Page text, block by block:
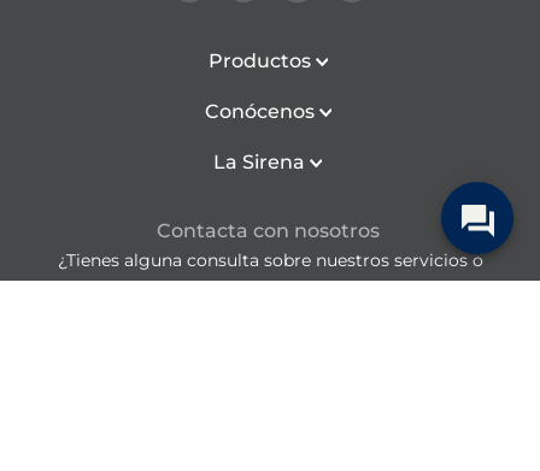
Productos
Conócenos
La Sirena
Contacta con nosotros
¿Tienes alguna consulta sobre nuestros servicios o